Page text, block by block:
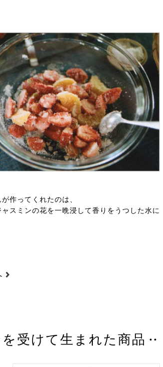
作ってくれたのは、
スミンの花を一晩浸して香りをうつした水に
受けて生まれた商品